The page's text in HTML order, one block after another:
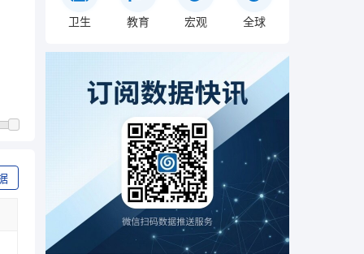
卫生 教育 宏观 全球